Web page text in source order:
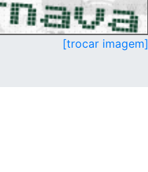
[trocar imagem]